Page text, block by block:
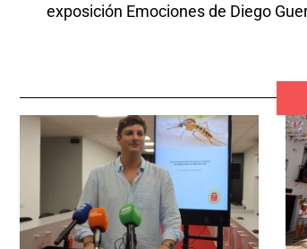
exposición Emociones de Diego